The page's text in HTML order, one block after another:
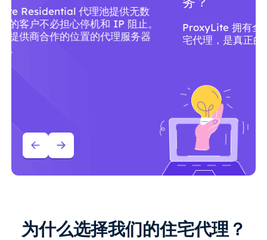
ProxyLite 拥有全球超过 8600 万个符合标准的住
宅代理，是真正的代理服务器的首选。
为什么选择我们的住宅代理？